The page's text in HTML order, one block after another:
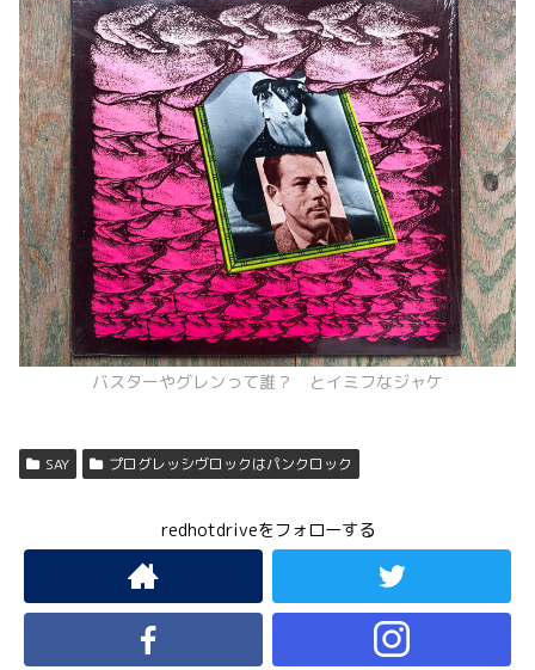
バスターやグレンって誰？ とイミフなジャケ
SAY プログレッシヴロックはパンクロック
redhotdriveをフォローする